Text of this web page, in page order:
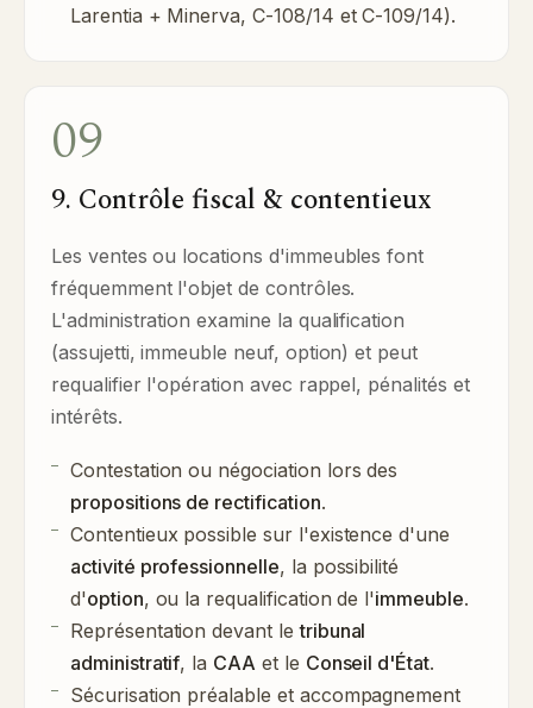
Larentia + Minerva, C-108/14 et C-109/14).
09
9. Contrôle fiscal & contentieux
Les ventes ou locations d'immeubles font
fréquemment l'objet de contrôles.
L'administration examine la qualification
(assujetti, immeuble neuf, option) et peut
requalifier l'opération avec rappel, pénalités et
intérêts.
Contestation ou négociation lors des
propositions de rectification.
Contentieux possible sur l'existence d'une
activité professionnelle, la possibilité
d'option, ou la requalification de l'immeuble.
Représentation devant letribunal
administratif, la CAA et le Conseil d'État.
Sécurisation préalable et accompagnement